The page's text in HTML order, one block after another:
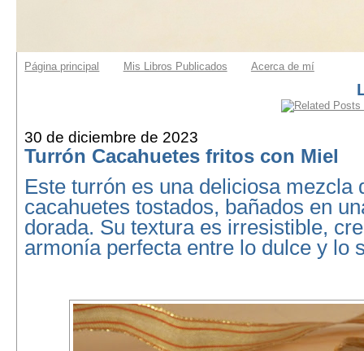
Página principal Mis Libros Publicados Acerca de mí
30 de diciembre de 2023
Turrón Cacahuetes fritos con Miel
Este turrón es una deliciosa mezcla
cacahuetes tostados, bañados en
dorada. Su textura es irresistible,
armonía perfecta entre lo dulce y lo